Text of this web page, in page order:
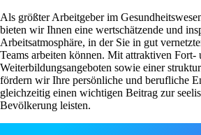
Als größter Arbeitgeber im
bieten wir Ihnen eine wertschätzende und
Arbeitsatmosphäre, in der Sie in gut
Teams arbeiten können. Mit attraktiven Fort-
Weiterbildungsangeboten sowie einer
fördern wir Ihre persönliche und berufliche
gleichzeitig einen wichtigen Beitrag zur
Bevölkerung leisten.